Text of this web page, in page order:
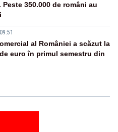
350.000 de români au
al României a scăzut la
euro în primul semestru din